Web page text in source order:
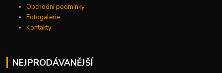
Obchodní podmínky
Fotogalerie
Kontakty
NEJPRODÁVANĚJŠÍ